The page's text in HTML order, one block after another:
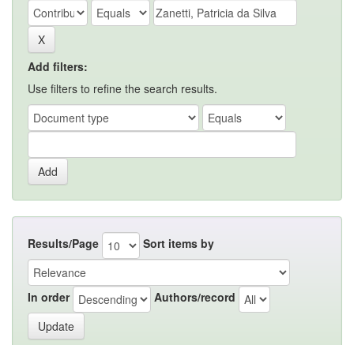
Add filters:
Use filters to refine the search results.
Results/Page Sort items by
In order Authors/record